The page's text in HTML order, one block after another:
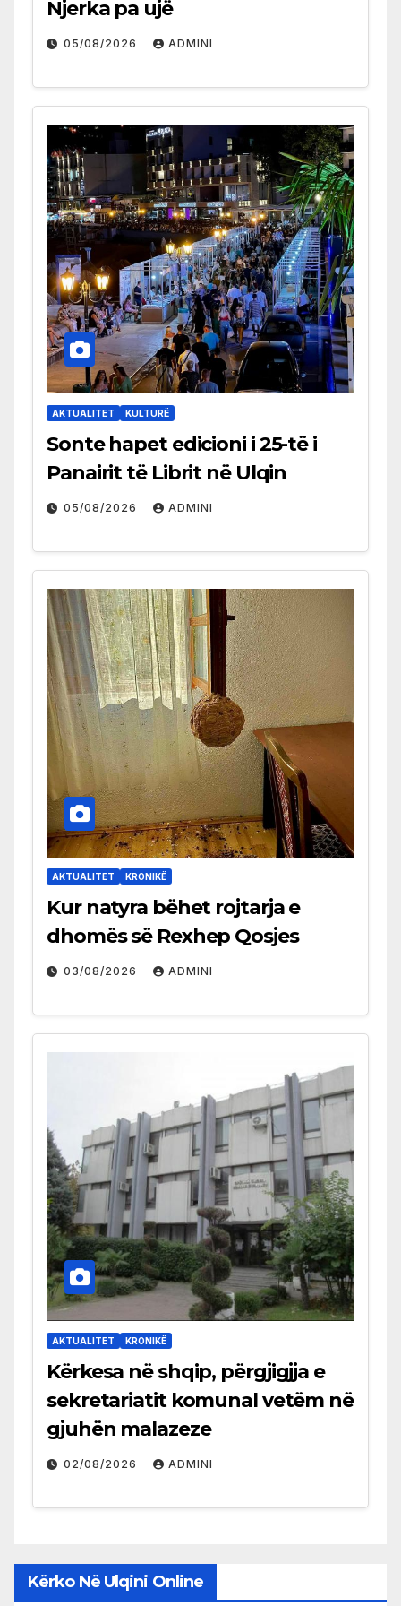
Njerka pa ujë
05/08/2026 ADMINI
AKTUALITET KULTURË
Sonte hapet edicioni i 25-të i
Panairit të Librit në Ulqin
05/08/2026 ADMINI
AKTUALITET KRONIKË
Kur natyra bëhet rojtarja e
dhomës së Rexhep Qosjes
03/08/2026 ADMINI
AKTUALITET KRONIKË
Kërkesa në shqip, përgjigjja e
sekretariatit komunal vetëm në
gjuhën malazeze
02/08/2026 ADMINI
Kërko Në Ulqini Online